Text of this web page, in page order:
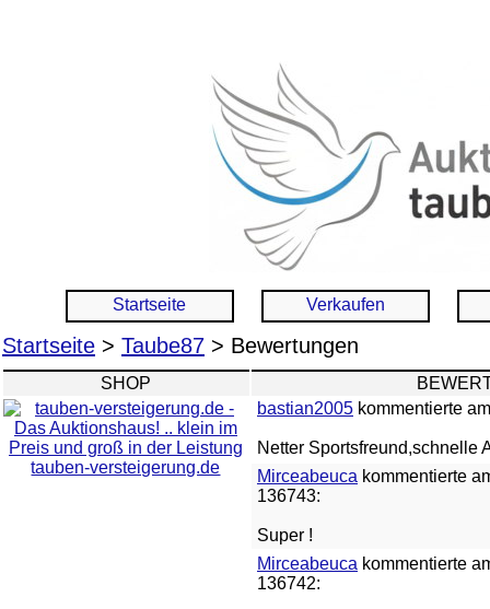
Startseite Verkaufen
Startseite > Taube87 > Bewertungen
SHOP
tauben-versteigerung.de
bastian2005 kommentierte
Netter Sportsfreund,schnelle
Mirceabeuca kommentierte
136743:
Super !
Mirceabeuca kommentierte
136742: